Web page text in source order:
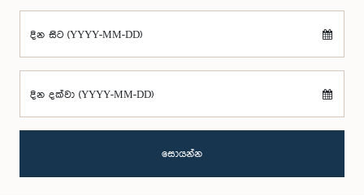
දින සිට (YYYY-MM-DD)
දින දක්වා (YYYY-MM-DD)
සොයන්න